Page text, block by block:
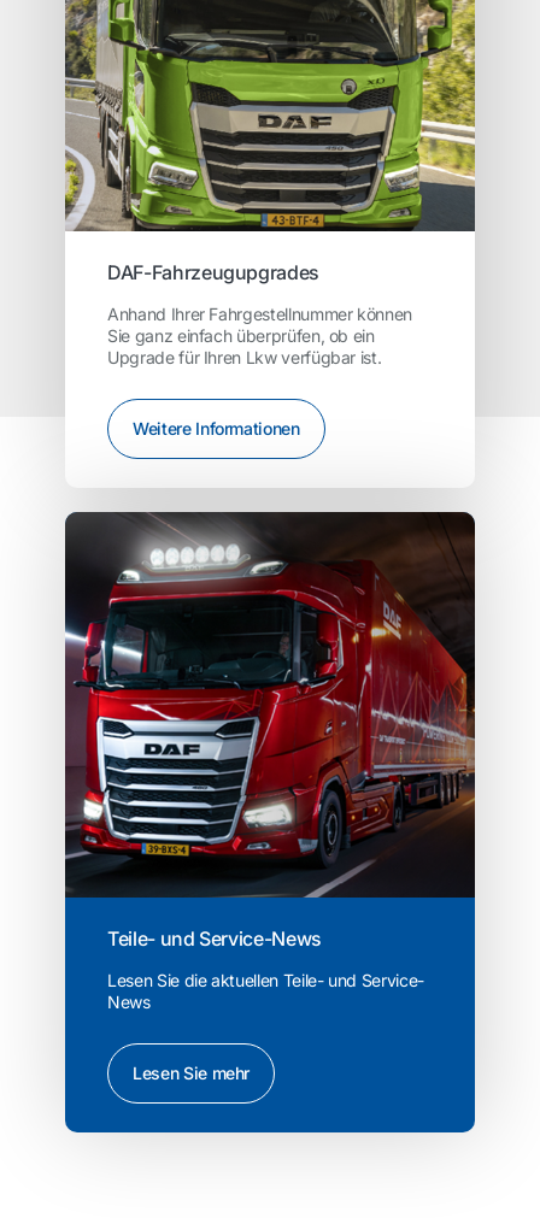
DAF-Fahrzeugupgrades
Anhand Ihrer Fahrgestellnummer können
Sie ganz einfach überprüfen, ob ein
Upgrade für Ihren Lkw verfügbar ist.
Weitere Informationen
Teile- und Service-News
Lesen Sie die aktuellen Teile- und Service-
News
Lesen Sie mehr